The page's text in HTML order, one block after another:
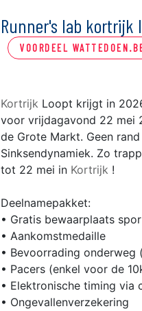
Runner's lab kortrijk
VOORDEEL
Kortrijk Loopt krijgt in
voor vrijdagavond 22 mei
de Grote Markt. Geen
Sinksendynamiek. Zo
tot 22 mei in Kortrijk !
Deelnamepakket:
• Gratis bewaarplaats
• Aankomstmedaille
• Bevoorrading onderweg
• Pacers (enkel voor de
• Elektronische timing via
• Ongevallenverzekering